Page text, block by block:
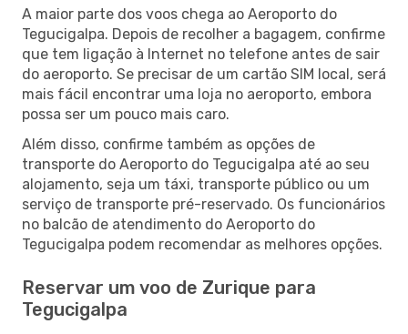
A maior parte dos voos chega ao Aeroporto do
Tegucigalpa. Depois de recolher a bagagem, confirme
que tem ligação à Internet no telefone antes de sair
do aeroporto. Se precisar de um cartão SIM local, será
mais fácil encontrar uma loja no aeroporto, embora
possa ser um pouco mais caro.
Além disso, confirme também as opções de
transporte do Aeroporto do Tegucigalpa até ao seu
alojamento, seja um táxi, transporte público ou um
serviço de transporte pré-reservado. Os funcionários
no balcão de atendimento do Aeroporto do
Tegucigalpa podem recomendar as melhores opções.
Reservar um voo de Zurique para
Tegucigalpa